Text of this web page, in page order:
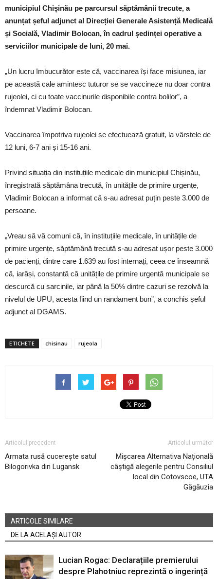
municipiul Chișinău pe parcursul săptămânii trecute, a
anunțat șeful adjunct al Direcției Generale Asistență Medicală
și Socială, Vladimir Bolocan, în cadrul ședinței operative a
serviciilor municipale de luni, 20 mai.
„Un lucru îmbucurător este că, vaccinarea își face misiunea, iar
pe această cale amintesc tuturor se se vaccineze nu doar contra
rujeolei, ci cu toate vaccinurile disponibile contra bolilor”, a
îndemnat Vladimir Bolocan.
Vaccinarea împotriva rujeolei se efectuează gratuit, la vârstele de
12 luni, 6-7 ani și 15-16 ani.
Privind situația din instituțiile medicale din municipiul Chișinău,
înregistrată săptămâna trecută, în unitățile de primire urgențe,
Vladimir Bolocan a informat că s-au adresat puțin peste 3.000 de
persoane.
„Vreau să vă comuni că, în instituțiile medicale, în unitățile de
primire urgențe, săptămână trecută s-au adresat ușor peste 3.000
de pacienți, dintre care 1.639 au fost internați, ceea ce înseamnă
că, iarăși, constantă că unitățile de primire urgentă municipale se
descurcă cu sarcinile, iar până la 50% dintre cazuri se rezolvă la
nivelul de UPU, acesta fiind un randament bun”, a conchis șeful
adjunct al DGAMS.
ETICHETE chisinau rujeola
Articolul precedent
Armata rusă cucerește satul
Bilogorivka din Lugansk
Articolul următor
Mișcarea Alternativa Națională
câștigă alegerile pentru Consiliul
local din Cotovscoe, UTA
Găgăuzia
ARTICOLE SIMILARE
DE LA ACELAȘI AUTOR
Lucian Rogac: Declarațiile premierului
despre Plahotniuc reprezintă o ingerință